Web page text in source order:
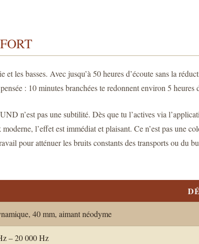
basses. Avec jusqu’à 50 heures d’écoute sans la
: 10 minutes branchées te redonnent environ 5
n’est pas une subtilité. Dès que tu l’actives via
l’effet est immédiat et plaisant. Ce n’est pas une
pour atténuer les bruits constants des transports ou du
40 mm, aimant néodyme
– 20 000 Hz